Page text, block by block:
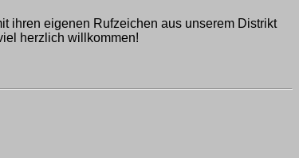
ihren eigenen Rufzeichen aus unserem Distrikt
herzlich willkommen!